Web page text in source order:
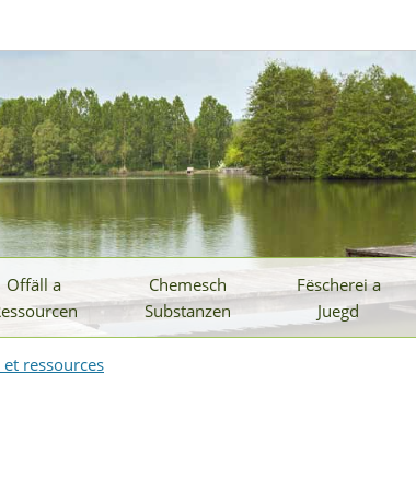
Offäll a
Chemesch
Substanzen
Fëscherei a
Juegd
et ressources